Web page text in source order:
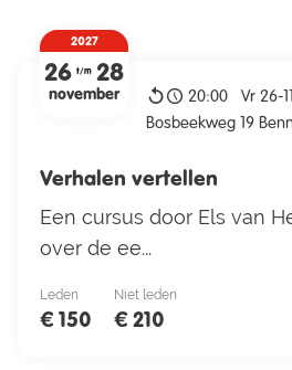
2027
26 t/m 28
november 20:00
Vr 26-
Bosbeekweg 19
Verhalen vertellen
Een cursus door Els van
over de ee...
Leden
€ 150
Niet leden
€ 210
Kinderen jonger dan 16 jaar
mogen gratis overnachten!